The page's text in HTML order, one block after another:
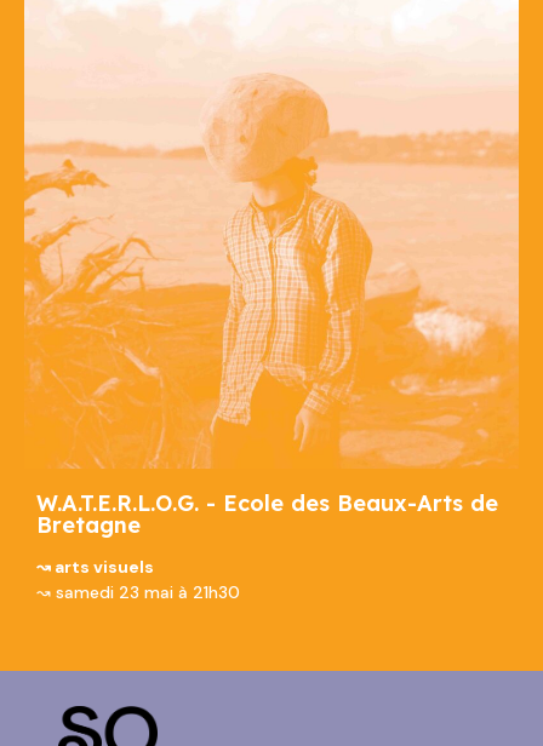
W.A.T.E.R.L.O.G. - Ecole des Beaux-Arts de
Bretagne
↝ arts visuels
↝ samedi 23 mai à 21h30